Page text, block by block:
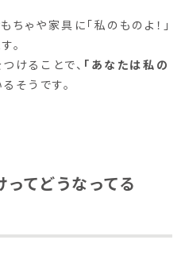
ゃや家具に「私のものよ！」
。
けることで、 「あなたは私の
そうです。
てどうなってる